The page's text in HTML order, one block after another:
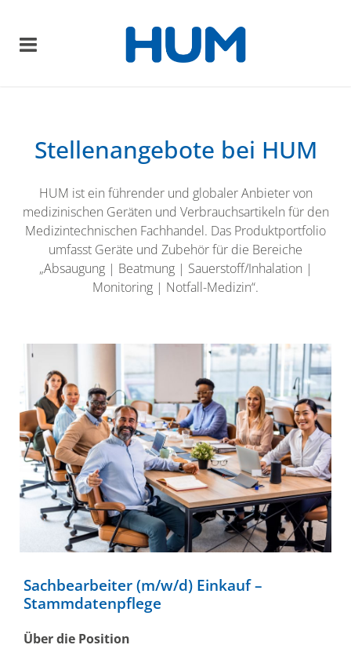
Stellenangebote bei HUM
HUM ist ein führender und globaler Anbieter von
medizinischen Geräten und Verbrauchsartikeln für den
Medizintechnischen Fachhandel. Das Produktportfolio
umfasst Geräte und Zubehör für die Bereiche
„Absaugung | Beatmung | Sauerstoff/Inhalation |
Monitoring | Notfall-Medizin“.
Sachbearbeiter (m/w/d) Einkauf –
Stammdatenpflege
Über die Position